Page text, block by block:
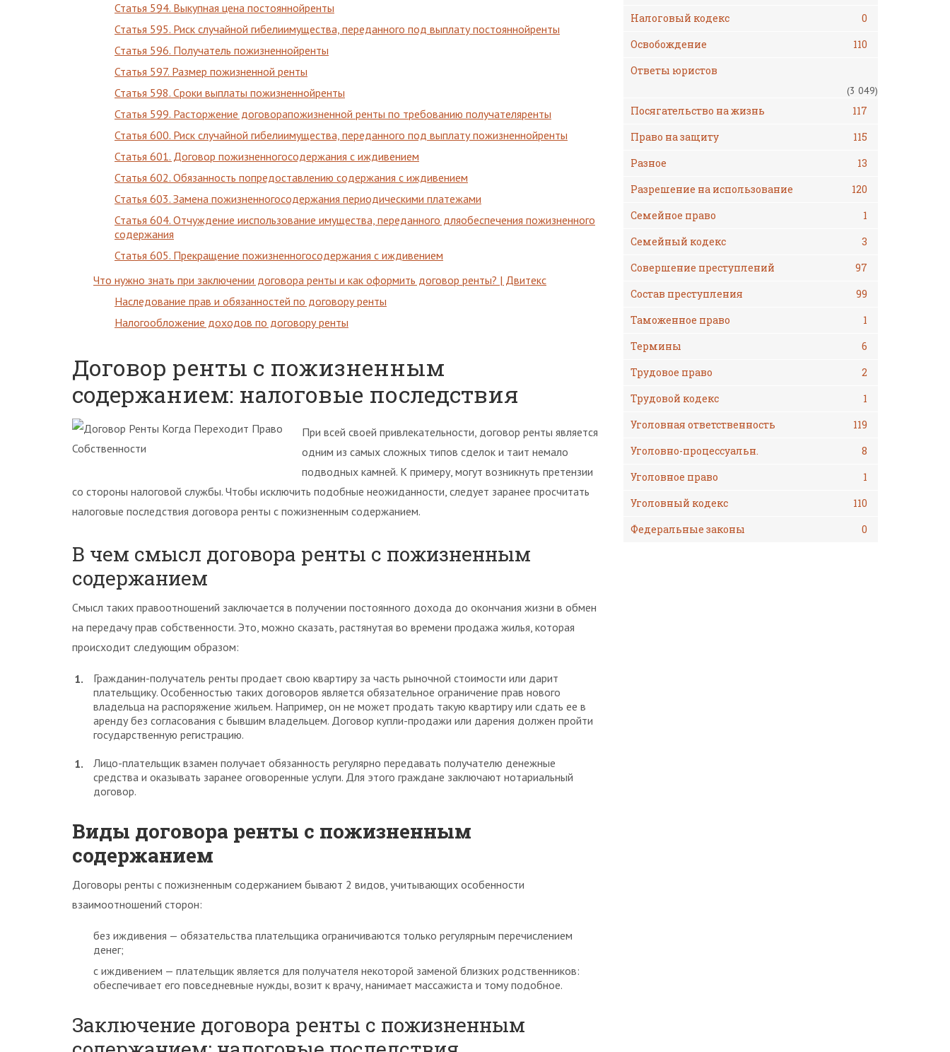
Статья 594. Выкупная цена постояннойренты
Статья 595. Риск случайной гибелиимущества, переданного под выплату постояннойренты
Статья 596. Получатель пожизненнойренты
Статья 597. Размер пожизненной ренты
Статья 598. Сроки выплаты пожизненнойренты
Статья 599. Расторжение договорапожизненной ренты по требованию получателяренты
Статья 600. Риск случайной гибелиимущества, переданного под выплату пожизненнойренты
Статья 601. Договор пожизненногосодержания с иждивением
Статья 602. Обязанность попредоставлению содержания с иждивением
Статья 603. Замена пожизненногосодержания периодическими платежами
Статья 604. Отчуждение ииспользование имущества, переданного дляобеспечения пожизненного
содержания
Статья 605. Прекращение пожизненногосодержания с иждивением
Что нужно знать при заключении договора ренты и как оформить договор ренты? | Двитекс
Наследование прав и обязанностей по договору ренты
Налогообложение доходов по договору ренты
Договор ренты с пожизненным
содержанием: налоговые последствия
При всей своей привлекательности, договор ренты является
одним из самых сложных типов сделок и таит немало
подводных камней. К примеру, могут возникнуть претензии
со стороны налоговой службы. Чтобы исключить подобные неожиданности, следует заранее просчитать
налоговые последствия договора ренты с пожизненным содержанием.
В чем смысл договора ренты с пожизненным
содержанием
Смысл таких правоотношений заключается в получении постоянного дохода до окончания жизни в обмен
на передачу прав собственности. Это, можно сказать, растянутая во времени продажа жилья, которая
происходит следующим образом:
Гражданин-получатель ренты продает свою квартиру за часть рыночной стоимости или дарит
плательщику. Особенностью таких договоров является обязательное ограничение прав нового
владельца на распоряжение жильем. Например, он не может продать такую квартиру или сдать ее в
аренду без согласования с бывшим владельцем. Договор купли-продажи или дарения должен пройти
государственную регистрацию.
Лицо-плательщик взамен получает обязанность регулярно передавать получателю денежные
средства и оказывать заранее оговоренные услуги. Для этого граждане заключают нотариальный
договор.
Виды договора ренты с пожизненным
содержанием
Договоры ренты с пожизненным содержанием бывают 2 видов, учитывающих особенности
взаимоотношений сторон:
без иждивения — обязательства плательщика ограничиваются только регулярным перечислением
денег;
с иждивением — плательщик является для получателя некоторой заменой близких родственников:
обеспечивает его повседневные нужды, возит к врачу, нанимает массажиста и тому подобное.
Заключение договора ренты с пожизненным
Налоговый кодекс
0
Освобождение
110
Ответы юристов
(3 049)
Посягательство на жизнь
117
Право на защиту
115
Разное
13
Разрешение на использование
120
Семейное право
1
Семейный кодекс
3
Совершение преступлений
97
Состав преступления
99
Таможенное право
1
Термины
6
Трудовое право
2
Трудовой кодекс
1
Уголовная ответственность
119
Уголовно-процессуальн.
8
Уголовное право
1
Уголовный кодекс
110
Федеральные законы
0